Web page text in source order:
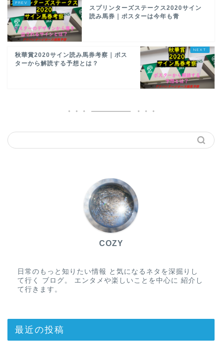
スプリンターズステークス2020サイン
読み馬券｜ポスターは今年も青
秋華賞2020サイン読み馬券考察｜ポス
ターから解読する予想とは？
COZY
日常のもっと知りたい情報 と気になるネタを深掘りし
て行く ブログ。 エンタメや楽しいことを中心に 紹介し
て行きます。
最近の投稿